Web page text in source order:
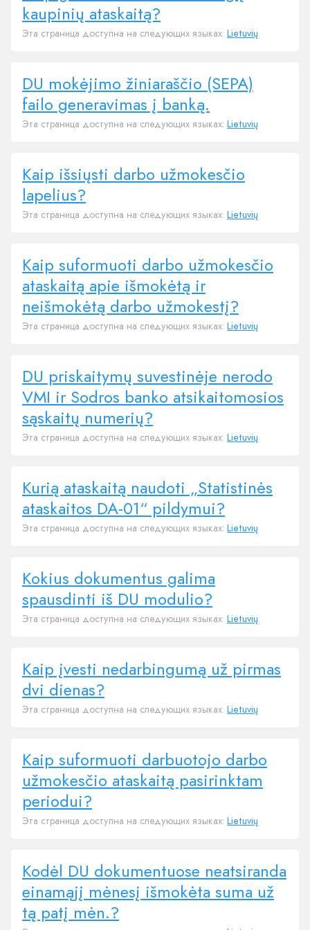
kaupinių ataskaitą?
Эта страница доступна на следующих языках: Lietuvių
DU mokėjimo žiniaraščio (SEPA)
failo generavimas į banką.
Эта страница доступна на следующих языках: Lietuvių
Kaip išsiųsti darbo užmokesčio
lapelius?
Эта страница доступна на следующих языках: Lietuvių
Kaip suformuoti darbo užmokesčio
ataskaitą apie išmokėtą ir
neišmokėtą darbo užmokestį?
Эта страница доступна на следующих языках: Lietuvių
DU priskaitymų suvestinėje nerodo
VMI ir Sodros banko atsikaitomosios
sąskaitų numerių?
Эта страница доступна на следующих языках: Lietuvių
Kurią ataskaitą naudoti „Statistinės
ataskaitos DA-01“ pildymui?
Эта страница доступна на следующих языках: Lietuvių
Kokius dokumentus galima
spausdinti iš DU modulio?
Эта страница доступна на следующих языках: Lietuvių
Kaip įvesti nedarbingumą už pirmas
dvi dienas?
Эта страница доступна на следующих языках: Lietuvių
Kaip suformuoti darbuotojo darbo
užmokesčio ataskaitą pasirinktam
periodui?
Эта страница доступна на следующих языках: Lietuvių
Kodėl DU dokumentuose neatsiranda
einamąjį mėnesį išmokėta suma už
tą patį mėn.?